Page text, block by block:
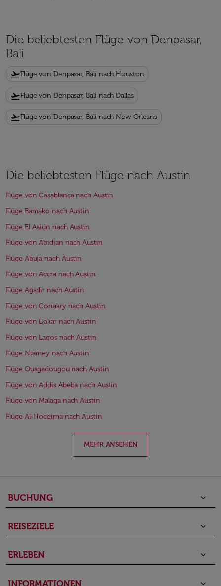
Die beliebtesten Flüge von Denpasar,
Bali
flight_takeoffFlüge von Denpasar, Bali nach Houston
flight_takeoffFlüge von Denpasar, Bali nach Dallas
flight_takeoffFlüge von Denpasar, Bali nach New Orleans
Die beliebtesten Flüge nach Austin
Flüge von Casablanca nach Austin
Flüge Bamako nach Austin
Flüge El Aaiún nach Austin
Flüge von Abidjan nach Austin
Flüge Abuja nach Austin
Flüge von Accra nach Austin
Flüge Agadir nach Austin
Flüge von Conakry nach Austin
Flüge von Dakar nach Austin
Flüge von Lagos nach Austin
Flüge Niamey nach Austin
Flüge Ouagadougou nach Austin
Flüge von Addis Abeba nach Austin
Flüge von Malaga nach Austin
Flüge Al-Hoceima nach Austin
MEHR ANSEHEN
BUCHUNG keyboard_arrow_down
REISEZIELE keyboard_arrow_down
ERLEBEN keyboard_arrow_down
INFORMATIONEN keyboard_arrow_down